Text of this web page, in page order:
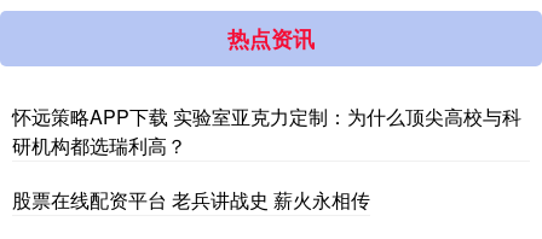
热点资讯
怀远策略APP下载 实验室亚克力定制：为什么顶尖高校与科
研机构都选瑞利高？
股票在线配资平台 老兵讲战史 薪火永相传